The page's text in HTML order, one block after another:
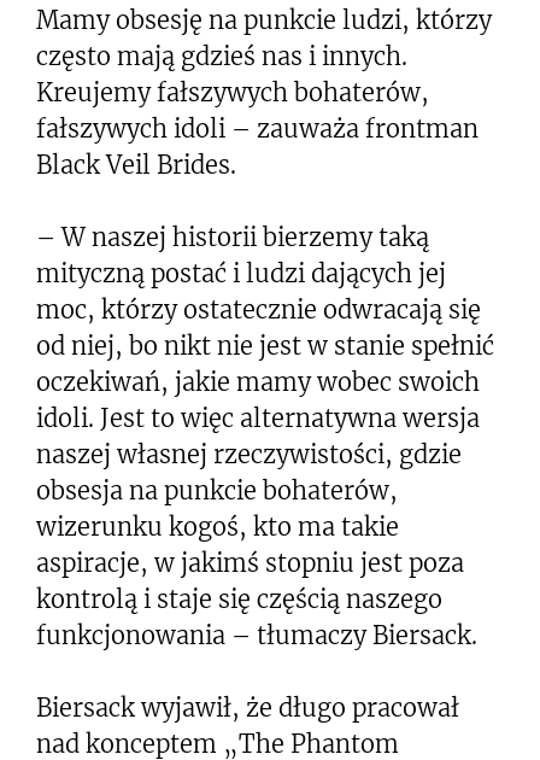
Mamy obsesję na punkcie ludzi, którzy
często mają gdzieś nas i innych.
Kreujemy fałszywych bohaterów,
fałszywych idoli – zauważa frontman
Black Veil Brides.
– W naszej historii bierzemy taką
mityczną postać i ludzi dających jej
moc, którzy ostatecznie odwracają się
od niej, bo nikt nie jest w stanie spełnić
oczekiwań, jakie mamy wobec swoich
idoli. Jest to więc alternatywna wersja
naszej własnej rzeczywistości, gdzie
obsesja na punkcie bohaterów,
wizerunku kogoś, kto ma takie
aspiracje, w jakimś stopniu jest poza
kontrolą i staje się częścią naszego
funkcjonowania – tłumaczy Biersack.
Biersack wyjawił, że długo pracował
nad konceptem „The Phantom